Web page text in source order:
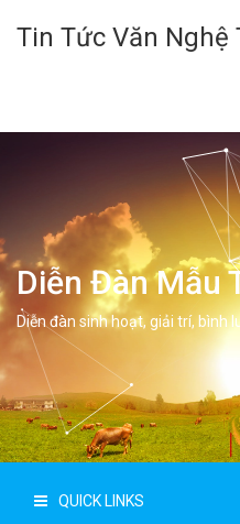
Tin Tức Văn Nghệ
Diễn Đàn Mẫu
Diễn đàn sinh hoạt, giải trí, bình
QUICK LINKS